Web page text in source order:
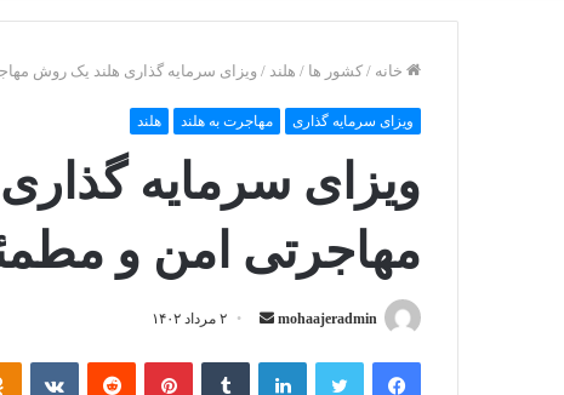
خانه / کشور ها / هلند /ویزای سرمایه گذاری هلند یک روش
ویزای سرمایه گذاری مهاجرت به هلند هلند
ویزای سرمایه
مهاجرتی امن و
mohaajeradmin ۲ مرداد ۱۴۰۲
فیسبوک لینکداین پینتریست